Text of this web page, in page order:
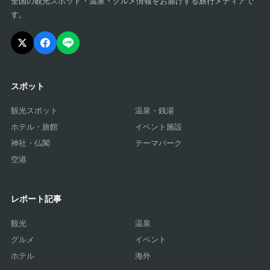
す。
スポット
観光スポット
温泉・銭湯
ホテル・旅館
イベント施設
神社・仏閣
テーマパーク
空港
レポート記事
観光
温泉
グルメ
イベント
ホテル
海外